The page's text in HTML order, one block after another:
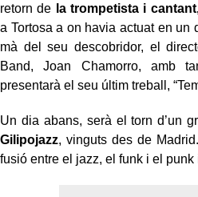
retorn de la trompetista i
a Tortosa a on havia actuat en un
mà del seu descobridor, el
Band, Joan Chamorro, amb
presentarà el seu últim treball,
Un dia abans, serà el torn d’un
Gilipojazz, vinguts des de
fusió entre el jazz, el funk i el punk